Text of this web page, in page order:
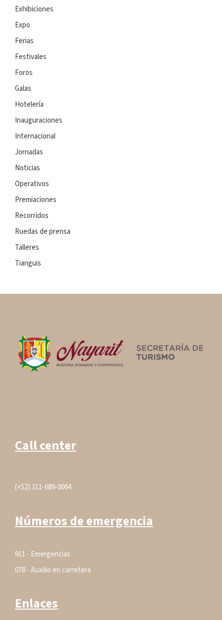
Exhibiciones
Expo
Ferias
Festivales
Foros
Galas
Hotelería
Inauguraciones
Internacional
Jornadas
Noticias
Operativos
Premiaciones
Recorridos
Ruedas de prensa
Talleres
Tianguis
Call center
(+52) 311-689-0064
Números de emergencia
911 - Emergencias
078 - Auxilio en carretera
Enlaces